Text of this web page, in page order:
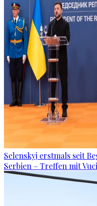
Selenskyj erstmals seit
Serbien – Treffen mit